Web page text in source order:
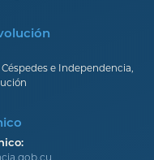
e Independencia,